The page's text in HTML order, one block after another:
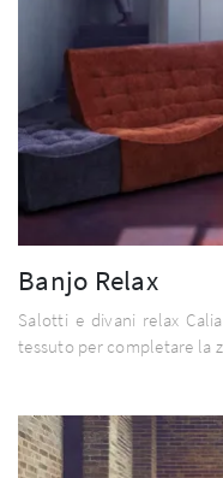
Banjo Relax
Salotti e divani relax
tessuto per completare la